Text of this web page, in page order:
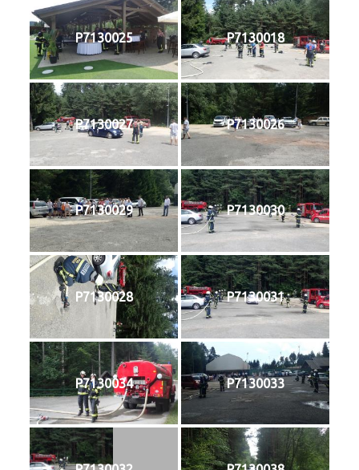
P7130025 P7130018
P7130027 P7130026
P7130029 P7130030
P7130028 P7130031
P7130034 P7130033